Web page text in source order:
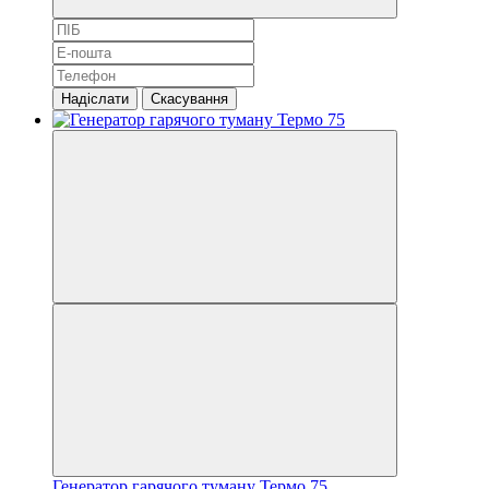
Надіслати Скасування